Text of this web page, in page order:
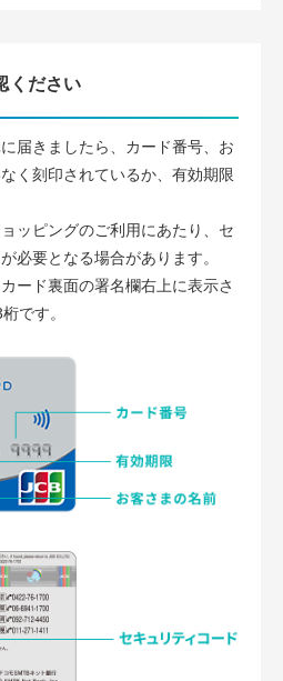
ください
届きましたら、カード番号、お
く刻印されているか、有効期限
ッピングのご利用にあたり、セ
必要となる場合があります。
ード裏面の署名欄右上に表示さ
です。